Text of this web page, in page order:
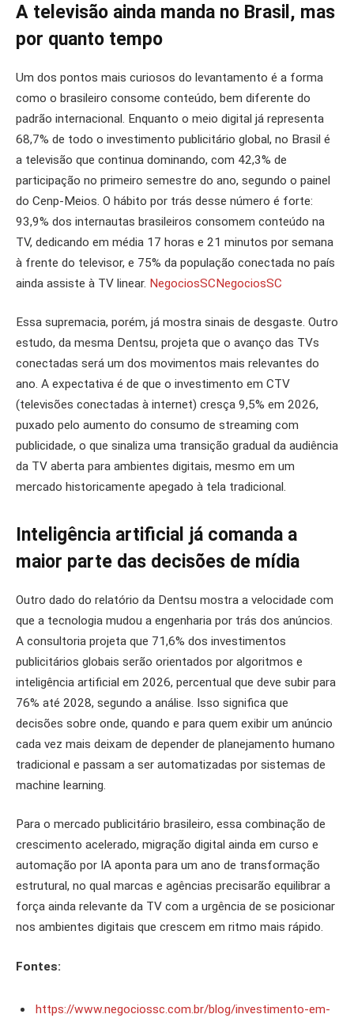
A televisão ainda manda no Brasil, mas
por quanto tempo
Um dos pontos mais curiosos do levantamento é a forma
como o brasileiro consome conteúdo, bem diferente do
padrão internacional. Enquanto o meio digital já representa
68,7% de todo o investimento publicitário global, no Brasil é
a televisão que continua dominando, com 42,3% de
participação no primeiro semestre do ano, segundo o painel
do Cenp-Meios. O hábito por trás desse número é forte:
93,9% dos internautas brasileiros consomem conteúdo na
TV, dedicando em média 17 horas e 21 minutos por semana
à frente do televisor, e 75% da população conectada no país
ainda assiste à TV linear. NegociosSCNegociosSC
Essa supremacia, porém, já mostra sinais de desgaste. Outro
estudo, da mesma Dentsu, projeta que o avanço das TVs
conectadas será um dos movimentos mais relevantes do
ano. A expectativa é de que o investimento em CTV
(televisões conectadas à internet) cresça 9,5% em 2026,
puxado pelo aumento do consumo de streaming com
publicidade, o que sinaliza uma transição gradual da audiência
da TV aberta para ambientes digitais, mesmo em um
mercado historicamente apegado à tela tradicional.
Inteligência artificial já comanda a
maior parte das decisões de mídia
Outro dado do relatório da Dentsu mostra a velocidade com
que a tecnologia mudou a engenharia por trás dos anúncios.
A consultoria projeta que 71,6% dos investimentos
publicitários globais serão orientados por algoritmos e
inteligência artificial em 2026, percentual que deve subir para
76% até 2028, segundo a análise. Isso significa que
decisões sobre onde, quando e para quem exibir um anúncio
cada vez mais deixam de depender de planejamento humano
tradicional e passam a ser automatizadas por sistemas de
machine learning.
Para o mercado publicitário brasileiro, essa combinação de
crescimento acelerado, migração digital ainda em curso e
automação por IA aponta para um ano de transformação
estrutural, no qual marcas e agências precisarão equilibrar a
força ainda relevante da TV com a urgência de se posicionar
nos ambientes digitais que crescem em ritmo mais rápido.
Fontes:
https://www.negociossc.com.br/blog/investimento-em-